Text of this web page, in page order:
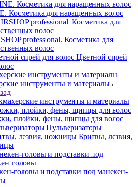
Косметика для наращенных волос
professional. Косметика для
волос
Цветной спрей
инструменты и материалы
инструменты и материалы
плойки, фены, щипцы для волос
Пульверизаторы
Бритвы, лезвия,
головы и подставки под манекен-